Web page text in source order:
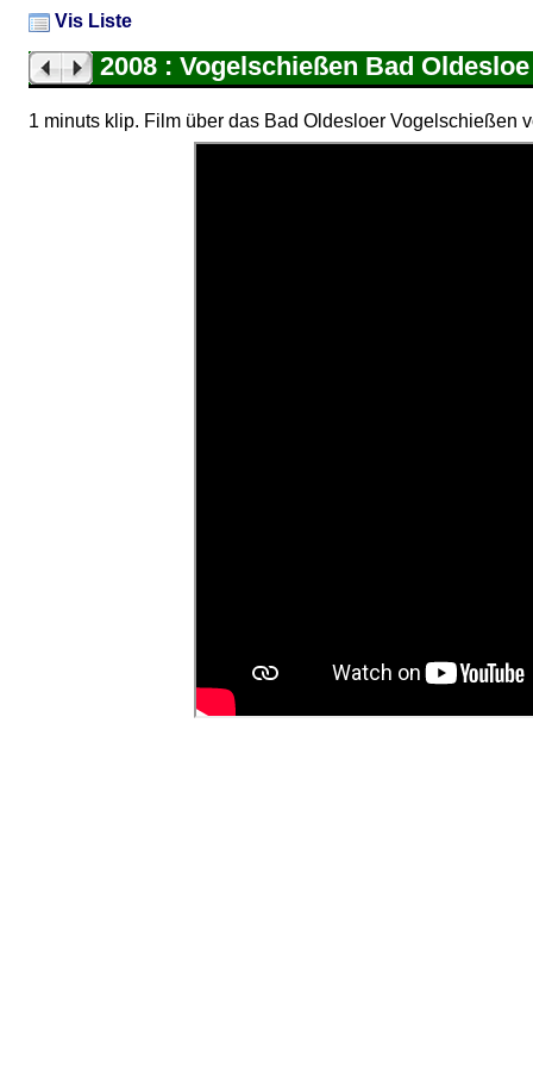
Vis Liste
2008 : Vogelschießen Bad Oldesloe
1 minuts klip. Film über das Bad Oldesloer Vogelschießen